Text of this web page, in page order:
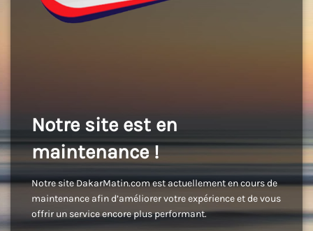
Notre site est en
maintenance !
Notre site DakarMatin.com est actuellement en cours de
maintenance afin d’améliorer votre expérience et de vous
offrir un service encore plus performant.